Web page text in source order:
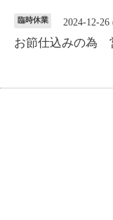
臨時休業 2024-12-26
お節仕込みの為